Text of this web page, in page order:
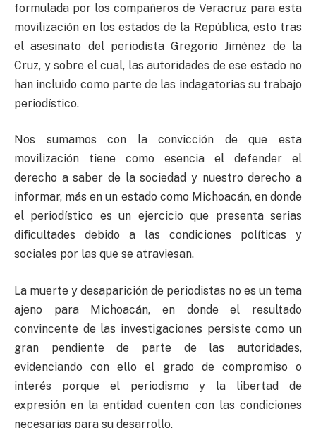
formulada por los compañeros de Veracruz para esta
movilización en los estados de la República, esto tras
el asesinato del periodista Gregorio Jiménez de la
Cruz, y sobre el cual, las autoridades de ese estado no
han incluido como parte de las indagatorias su trabajo
periodístico.
Nos sumamos con la convicción de que esta
movilización tiene como esencia el defender el
derecho a saber de la sociedad y nuestro derecho a
informar, más en un estado como Michoacán, en donde
el periodístico es un ejercicio que presenta serias
dificultades debido a las condiciones políticas y
sociales por las que se atraviesan.
La muerte y desaparición de periodistas no es un tema
ajeno para Michoacán, en donde el resultado
convincente de las investigaciones persiste como un
gran pendiente de parte de las autoridades,
evidenciando con ello el grado de compromiso o
interés porque el periodismo y la libertad de
expresión en la entidad cuenten con las condiciones
necesarias para su desarrollo.